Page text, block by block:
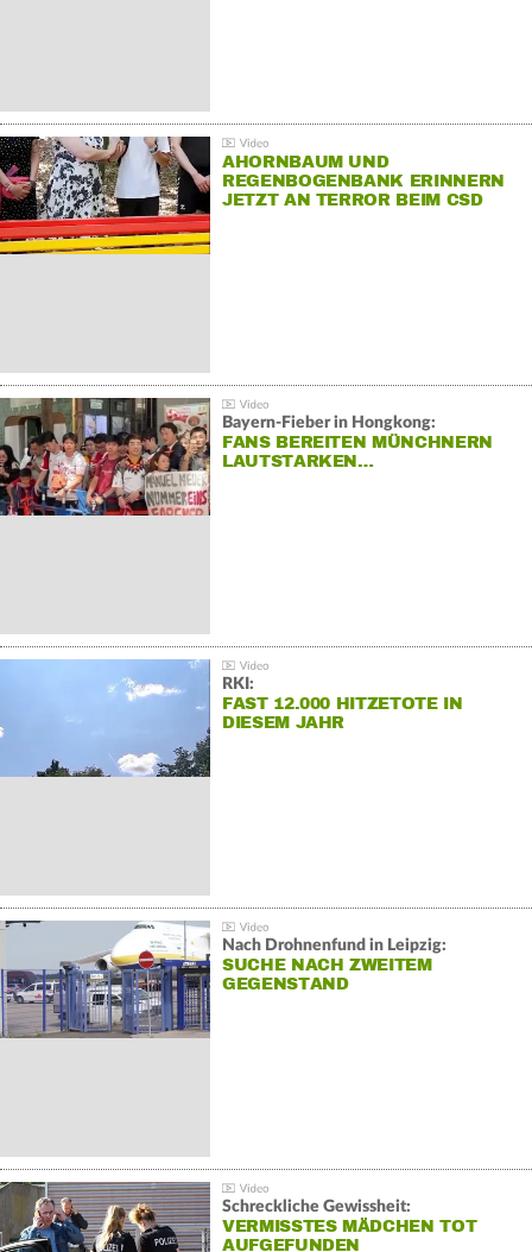
AHORNBAUM UND
REGENBOGENBANK ERINNERN
JETZT AN TERROR BEIM CSD
Bayern-Fieber in Hongkong:
FANS BEREITEN MÜNCHNERN
LAUTSTARKEN…
RKI:
FAST 12.000 HITZETOTE IN
DIESEM JAHR
Nach Drohnenfund in Leipzig:
SUCHE NACH ZWEITEM
GEGENSTAND
Schreckliche Gewissheit:
VERMISSTES MÄDCHEN TOT
AUFGEFUNDEN